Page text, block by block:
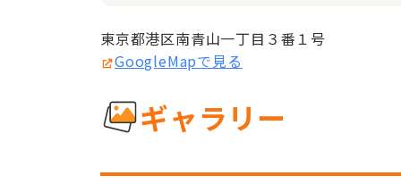
東京都港区南青山一丁目３番１号
GoogleMapで見る
ギャラリー